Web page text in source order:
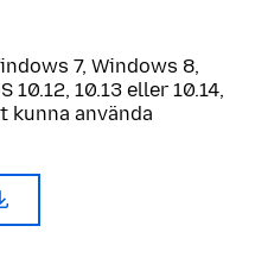
7, Windows 8,
10.12, 10.13 eller 10.14,
kunna använda